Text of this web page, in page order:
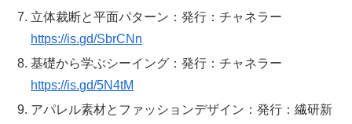
立体裁断と平面パターン：発行：チャネラー
https://is.gd/SbrCNn
基礎から学ぶシーイング：発行：チャネラー
https://is.gd/5N4tM
アパレル素材とファッションデザイン：発行：繊研新